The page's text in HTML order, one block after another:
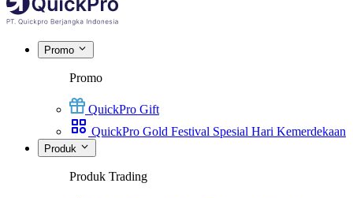
Promo
Promo
QuickPro Gift
QuickPro Gold Festival Spesial Hari Kemerdekaan
Produk
Produk Trading